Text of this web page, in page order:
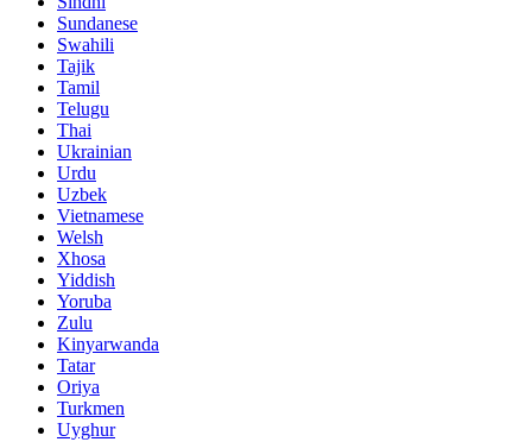
Sundanese
Swahili
Tajik
Tamil
Telugu
Thai
Ukrainian
Urdu
Uzbek
Vietnamese
Welsh
Xhosa
Yiddish
Yoruba
Zulu
Kinyarwanda
Tatar
Oriya
Turkmen
Uyghur